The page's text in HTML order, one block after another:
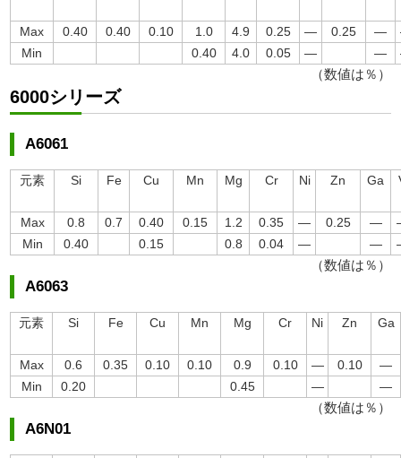
Max 0.40 0.40 0.10 1.0 4.9 0.25 ― 0.25 ―
Min
0.40 4.0 0.05 ― ―
（数値は％）
6000シリーズ
A6061
元素 Si Fe Cu Mn Mg Cr Ni Zn Ga
Max 0.8 0.7 0.40 0.15 1.2 0.35 ― 0.25 ―
Min
0.40 0.15 0.8 0.04 ― ―
（数値は％）
A6063
元素 Si Fe Cu Mn Mg Cr Ni Zn Ga
Max 0.6 0.35 0.10 0.10 0.9 0.10 ― 0.10
―
Min
0.20 0.45 ― ―
（数値は％）
A6N01